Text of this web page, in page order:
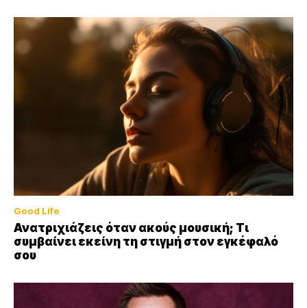
Good Life
Ανατριχιάζεις όταν ακούς μουσική; Τι
συμβαίνει εκείνη τη στιγμή στον εγκέφαλό
σου